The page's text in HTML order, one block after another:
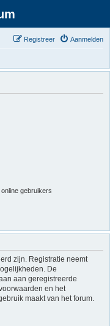
Aanmelden
Registreer
gebruikers
zijn. Registratie neemt
De
aan geregistreerde
en het
maakt van het forum.